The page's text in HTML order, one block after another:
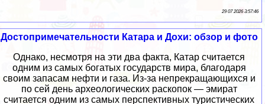
29 07 2026 3:57:46
Достопримечательности Катара и Дохи: обзор и фото
Однако, несмотря на эти два факта, Катар считается
одним из самых богатых государств мира, благодаря
своим запасам нефти и газа. Из-за непрекращающихся и
по сей день археологических раскопок — эмират
считается одним из самых перспективных туристических